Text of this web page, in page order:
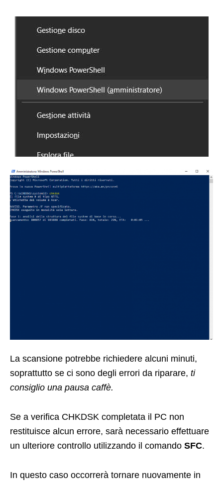
La scansione potrebbe richiedere alcuni minuti,
soprattutto se ci sono degli errori da riparare, ti
consiglio una pausa caffè.
Se a verifica CHKDSK completata il PC non
restituisce alcun errore, sarà necessario effettuare
un ulteriore controllo utilizzando il comando SFC.
In questo caso occorrerà tornare nuovamente in